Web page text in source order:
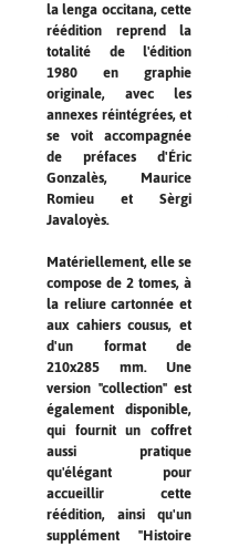
la lenga occitana, cette
réédition reprend la
totalité de l'édition
1980 en graphie
originale, avec les
annexes réintégrées, et
se voit accompagnée
de préfaces d'Éric
Gonzalès, Maurice
Romieu et Sèrgi
Javaloyès.
Matériellement, elle se
compose de 2 tomes, à
la reliure cartonnée et
aux cahiers cousus, et
d'un format de
210x285 mm. Une
version "collection" est
également disponible,
qui fournit un coffret
aussi pratique
qu'élégant pour
accueillir cette
réédition, ainsi qu'un
supplément "Histoire